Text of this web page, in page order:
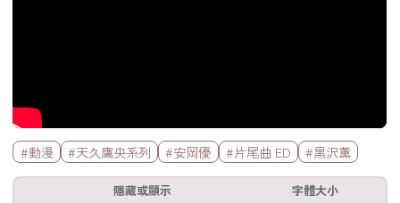
標籤欄
#動漫 #天久鷹央系列 #安岡優 #片尾曲 ED #黒沢薫
隱藏或顯示 字體大小